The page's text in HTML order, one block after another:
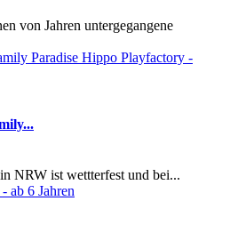
von Jahren untergegangene
NRW ist wettterfest und bei...